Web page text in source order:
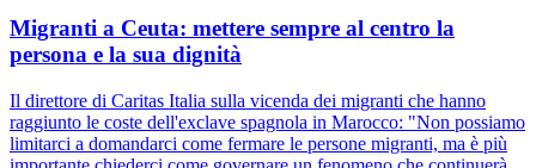
Migranti a Ceuta: mettere sempre al centro la
persona e la sua dignità
Il direttore di Caritas Italia sulla vicenda dei migranti che hanno
raggiunto le coste dell'exclave spagnola in Marocco: "Non possiamo
limitarci a domandarci come fermare le persone migranti, ma è più